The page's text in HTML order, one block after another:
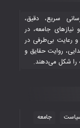
گلباران تایلند به
جوان
اطلاع‌رسانی سریع، دقیق،
نیازهای جامعه، در
و رعایت بی‌طرفی در
روایت حقایق و
را شکل می‌دهند.
جامعه